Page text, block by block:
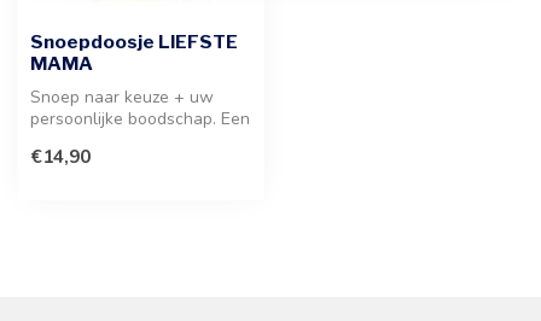
Snoepdoosje LIEFSTE
MAMA
Snoep naar keuze + uw
persoonlijke boodschap. Een
Moed...
€14,90